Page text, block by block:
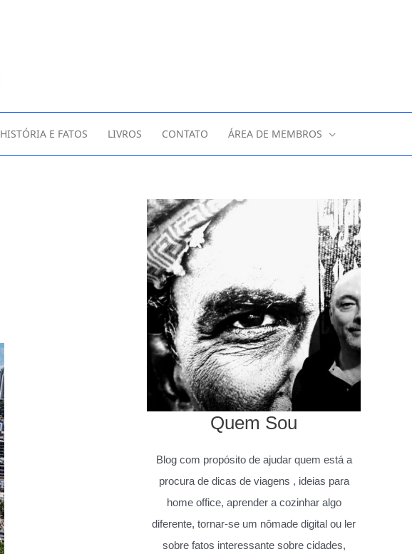
HISTÓRIA E FATOS LIVROS CONTATO ÁREA DE MEMBROS
Quem Sou
Blog com propósito de ajudar quem está a
procura de dicas de viagens , ideias para
home office, aprender a cozinhar algo
diferente, tornar-se um nômade digital ou ler
sobre fatos interessante sobre cidades,